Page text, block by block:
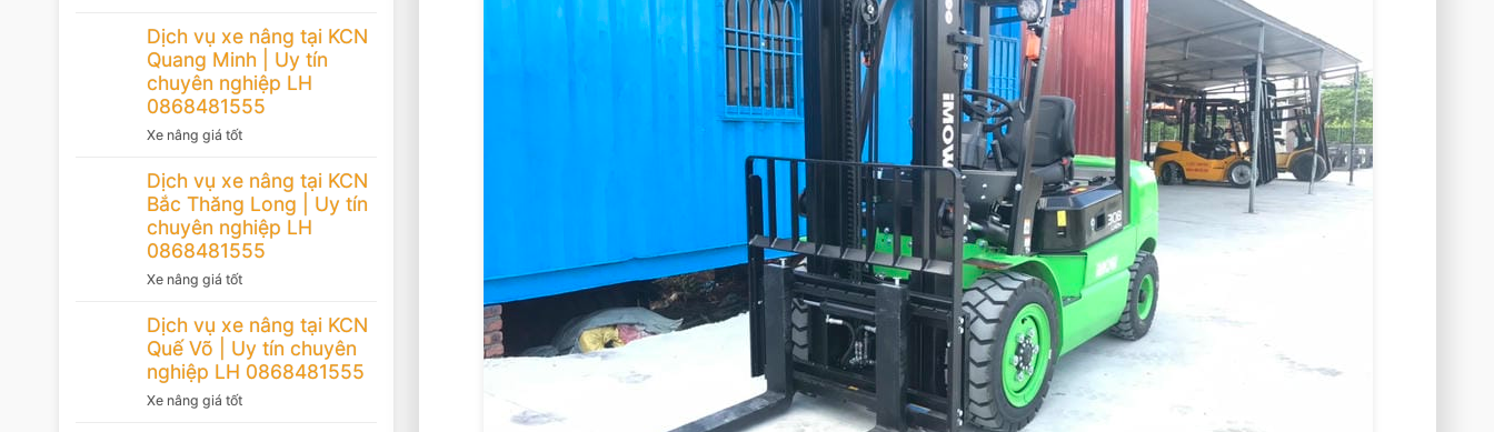
Dịch vụ xe nâng tại KCN
Quang Minh | Uy tín
chuyên nghiệp LH
0868481555
Xe nâng giá tốt
Dịch vụ xe nâng tại KCN
Bắc Thăng Long | Uy tín
chuyên nghiệp LH
0868481555
Xe nâng giá tốt
Dịch vụ xe nâng tại KCN
Quế Võ | Uy tín chuyên
nghiệp LH 0868481555
Xe nâng giá tốt